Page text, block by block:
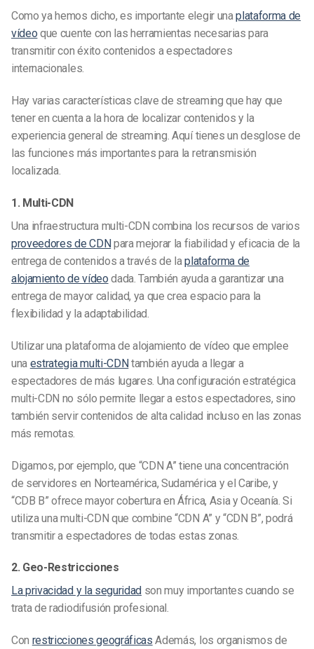
Como ya hemos dicho, es importante elegir unaplataforma de
vídeo que cuente con las herramientas necesarias para
transmitir con éxito contenidos a espectadores
internacionales.
Hay varias características clave de streaming que hay que
tener en cuenta a la hora de localizar contenidos y la
experiencia general de streaming. Aquí tienes un desglose de
las funciones más importantes para la retransmisión
localizada.
1. Multi-CDN
Una infraestructura multi-CDN combina los recursos de varios
proveedores de CDNpara mejorar la fiabilidad y eficacia de la
entrega de contenidos a través de laplataforma de
alojamiento de vídeo dada. También ayuda a garantizar una
entrega de mayor calidad, ya que crea espacio para la
flexibilidad y la adaptabilidad.
Utilizar una plataforma de alojamiento de vídeo que emplee
una estrategia multi-CDNtambién ayuda a llegar a
espectadores de más lugares. Una configuración estratégica
multi-CDN no sólo permite llegar a estos espectadores, sino
también servir contenidos de alta calidad incluso en las zonas
más remotas.
Digamos, por ejemplo, que “CDN A” tiene una concentración
de servidores en Norteamérica, Sudamérica y el Caribe, y
“CDB B” ofrece mayor cobertura en África, Asia y Oceanía. Si
utiliza una multi-CDN que combine “CDN A” y “CDN B”, podrá
transmitir a espectadores de todas estas zonas.
2. Geo-Restricciones
La privacidad y la seguridad son muy importantes cuando se
trata de radiodifusión profesional.
Con restricciones geográficas Además, los organismos de